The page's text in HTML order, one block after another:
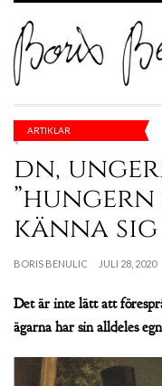
ARTIKLAR
dn,
känna sig
BORIS BENULIC JULI 28, 2020
Det är inte lätt att
ägarna har sin alldeles